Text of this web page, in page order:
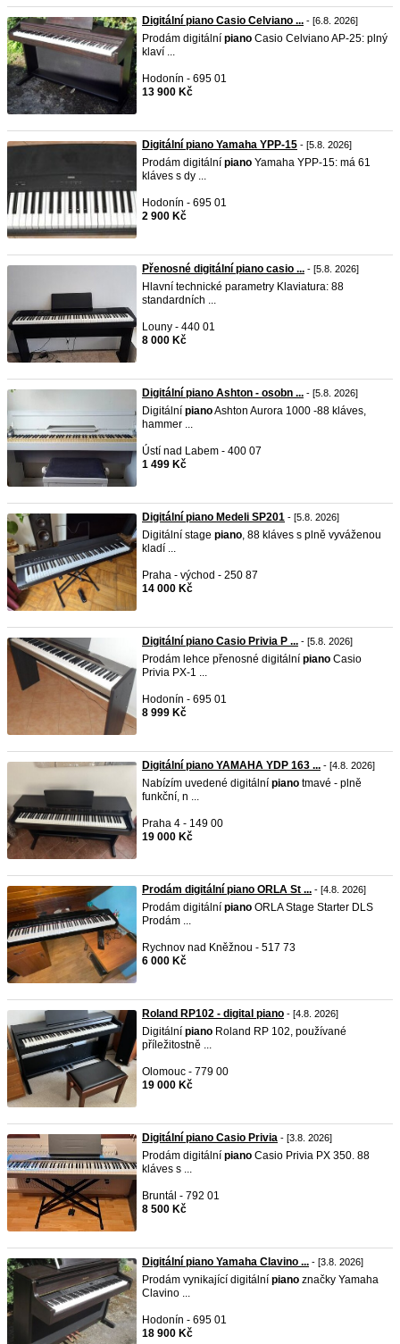
Digitální piano Casio Celviano ... - [6.8. 2026]
Prodám digitální piano Casio Celviano AP-25: plný
klaví ...
Hodonín - 695 01
13 900 Kč
Digitální piano Yamaha YPP-15 - [5.8. 2026]
Prodám digitální piano Yamaha YPP-15: má 61
kláves s dy ...
Hodonín - 695 01
2 900 Kč
Přenosné digitální piano casio ... - [5.8. 2026]
Hlavní technické parametry Klaviatura: 88
standardních ...
Louny - 440 01
8 000 Kč
Digitální piano Ashton - osobn ... - [5.8. 2026]
Digitální pianoAshton Aurora 1000 -88 kláves,
hammer ...
Ústí nad Labem - 400 07
1 499 Kč
Digitální piano Medeli SP201 - [5.8. 2026]
Digitální stage piano, 88 kláves s plně vyváženou
kladí ...
Praha - východ - 250 87
14 000 Kč
Digitální piano Casio Privia P ... - [5.8. 2026]
Prodám lehce přenosné digitální piano Casio
Privia PX-1 ...
Hodonín - 695 01
8 999 Kč
Digitální piano YAMAHA YDP 163 ... - [4.8. 2026]
Nabízím uvedené digitální piano tmavé - plně
funkční, n ...
Praha 4 - 149 00
19 000 Kč
Prodám digitální piano ORLA St ... - [4.8. 2026]
Prodám digitální piano ORLA Stage Starter DLS
Prodám ...
Rychnov nad Kněžnou - 517 73
6 000 Kč
Roland RP102 - digital piano - [4.8. 2026]
Digitální piano Roland RP 102, používané
příležitostně ...
Olomouc - 779 00
19 000 Kč
Digitální piano Casio Privia - [3.8. 2026]
Prodám digitální piano Casio Privia PX 350. 88
kláves s ...
Bruntál - 792 01
8 500 Kč
Digitální piano Yamaha Clavino ... - [3.8. 2026]
Prodám vynikající digitální piano značky Yamaha
Clavino ...
Hodonín - 695 01
18 900 Kč